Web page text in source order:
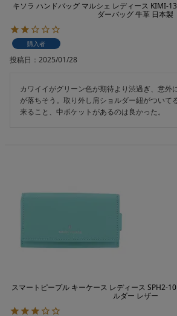
キソラ ハンドバッグ マルシェ レディース KIMI-
ダーバッグ 牛革 日本製
購入者
投稿日 2025/01/28
カワイイがグリーン色が期待より渋過ぎ、意外
が落ちそう。取り外し肩ショルダー紐がついて
来ること、中ポケットがあるのは良かった。
スマートピープル キーケース レディース SPH2-
ルダー レザー